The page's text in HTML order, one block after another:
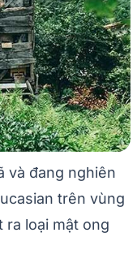
và đang nghiên
trên vùng
ra loại mật ong